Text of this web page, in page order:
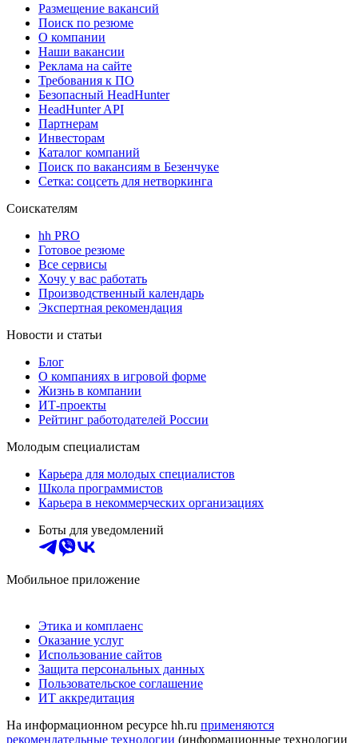
Размещение вакансий
Поиск по резюме
О компании
Наши вакансии
Реклама на сайте
Требования к ПО
Безопасный HeadHunter
HeadHunter API
Партнерам
Инвесторам
Каталог компаний
Поиск по вакансиям в Безенчуке
Сетка: соцсеть для нетворкинга
Соискателям
hh PRO
Готовое резюме
Все сервисы
Хочу у вас работать
Производственный календарь
Экспертная рекомендация
Новости и статьи
Блог
О компаниях в игровой форме
Жизнь в компании
ИТ-проекты
Рейтинг работодателей России
Молодым специалистам
Карьера для молодых специалистов
Школа программистов
Карьера в некоммерческих организациях
Боты для уведомлений
Мобильное приложение
Этика и комплаенс
Оказание услуг
Использование сайтов
Защита персональных данных
Пользовательское соглашение
ИТ аккредитация
На информационном ресурсе hh.ru применяются
рекомендательные технологии (информационные технологии